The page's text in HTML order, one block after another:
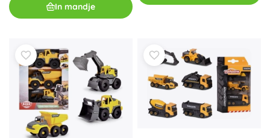
In mandje